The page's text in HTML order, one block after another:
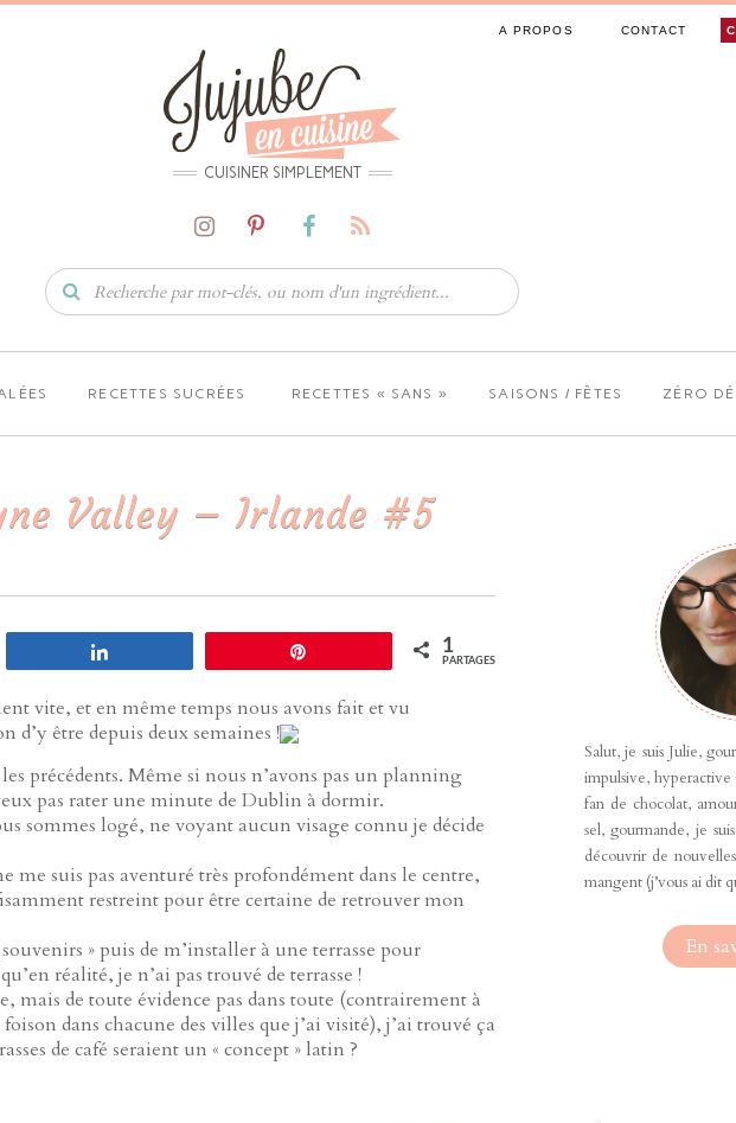
A PROPOS CONTACT
CUISINER SIMPLEMENT
RECETTES SUCRÉES RECETTES « SANS » SAISONS / FÊTES ZÉRO
Valley – Irlande #5
1
PARTAGES
vite, et en même temps nous avons fait et vu
d’y être depuis deux semaines !
précédents. Même si nous n’avons pas un planning
pas rater une minute de Dublin à dormir.
sommes logé, ne voyant aucun visage connu je décide
me suis pas aventuré très profondément dans le centre,
restreint pour être certaine de retrouver mon
» puis de m’installer à une terrasse pour
réalité, je n’ai pas trouvé de terrasse !
mais de toute évidence pas dans toute (contrairement à
dans chacune des villes que j’ai visité), j’ai trouvé ça
de café seraient un « concept » latin ?
Salut, je suis Julie,
impulsive,
fan de chocolat,
sel, gourmande, je
découvrir de
mangent (j’vous ai dit
En